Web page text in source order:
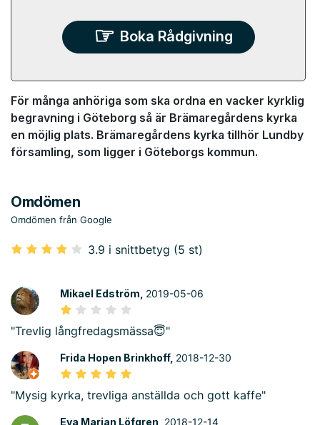
Boka Rådgivning
För många anhöriga som ska ordna en vacker kyrklig
begravning i Göteborg så är Brämaregårdens kyrka
en möjlig plats. Brämaregårdens kyrka tillhör Lundby
församling, som ligger i Göteborgs kommun.
Omdömen
Omdömen från Google
3.9 i snittbetyg (5 st)
Mikael Edström, 2019-05-06
"Trevlig långfredagsmässa😇"
Frida Hopen Brinkhoff, 2018-12-30
"Mysig kyrka, trevliga anställda och gott kaffe"
Eva Marian Löfgren, 2018-12-14